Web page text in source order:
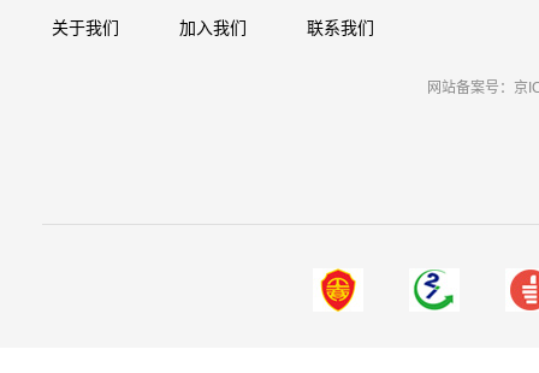
关于我们 加入我们 联系我们
网站备案号：京